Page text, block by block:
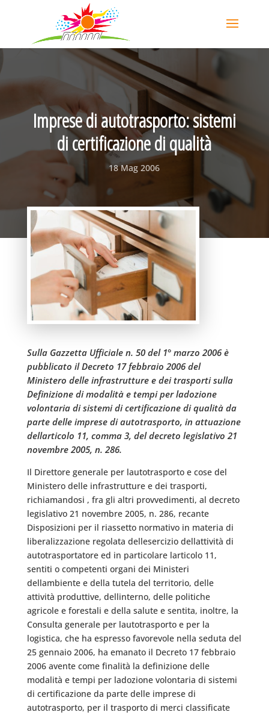
Imprese di autotrasporto: sistemi
di certificazione di qualità
18 Mag 2006
Sulla Gazzetta Ufficiale n. 50 del 1° marzo 2006 è
pubblicato il Decreto 17 febbraio 2006 del
Ministero delle infrastrutture e dei trasporti sulla
Definizione di modalità e tempi per ladozione
volontaria di sistemi di certificazione di qualità da
parte delle imprese di autotrasporto, in attuazione
dellarticolo 11, comma 3, del decreto legislativo 21
novembre 2005, n. 286.
Il Direttore generale per lautotrasporto e cose del
Ministero delle infrastrutture e dei trasporti,
richiamandosi , fra gli altri provvedimenti, al decreto
legislativo 21 novembre 2005, n. 286, recante
Disposizioni per il riassetto normativo in materia di
liberalizzazione regolata dellesercizio dellattività di
autotrasportatore ed in particolare larticolo 11,
sentiti o competenti organi dei Ministeri
dellambiente e della tutela del territorio, delle
attività produttive, dellinterno, delle politiche
agricole e forestali e della salute e sentita, inoltre, la
Consulta generale per lautotrasporto e per la
logistica, che ha espresso favorevole nella seduta del
25 gennaio 2006, ha emanato il Decreto 17 febbraio
2006 avente come finalità la definizione delle
modalità e tempi per ladozione volontaria di sistemi
di certificazione da parte delle imprese di
autotrasporto, per il trasporto di merci classificate